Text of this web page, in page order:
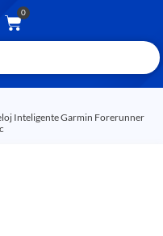
0
Inteligente Garmin Forerunner